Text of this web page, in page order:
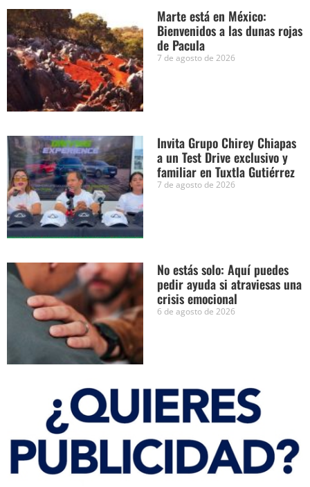
Marte está en México:
Bienvenidos a las dunas rojas
de Pacula
7 de agosto de 2026
Invita Grupo Chirey Chiapas
a un Test Drive exclusivo y
familiar en Tuxtla Gutiérrez
7 de agosto de 2026
No estás solo: Aquí puedes
pedir ayuda si atraviesas una
crisis emocional
6 de agosto de 2026